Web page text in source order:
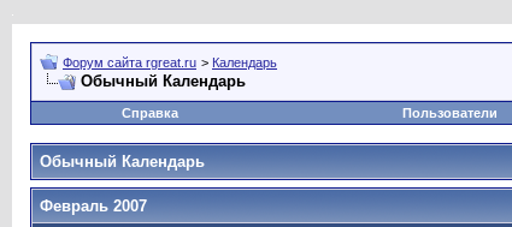
Форум сайта rgreat.ru > Календарь
Обычный Календарь
Справка
Пользователи
Обычный Календарь
Февраль 2007